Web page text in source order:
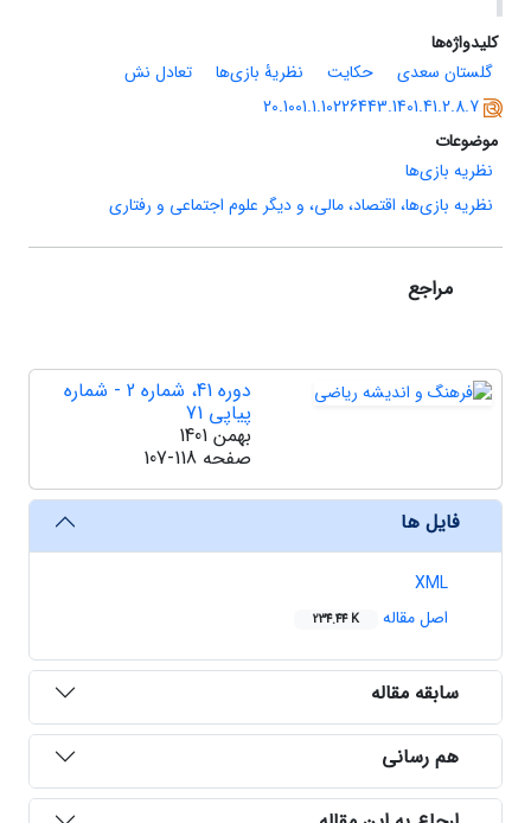
کلیدواژه‌ها
گلستان سعدی
حکایت نظریۀ بازی‌ها
تعادل نش
20.1001.1.10226443.1401.41.2.8.7
موضوعات
نظریه بازی‌ها
نظریه بازی‌ها، اقتصاد، مالی، و دیگر علوم اجتماعی و رفتاری
مراجع
دوره 41، شماره 2 - شماره
پیاپی 71
بهمن 1401
صفحه 107-118
فایل ها
XML
اصل مقاله
234.44 K
سابقه مقاله
هم رسانی